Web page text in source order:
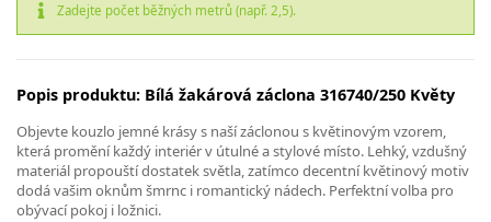
Zadejte počet běžných metrů (např. 2,5).
Popis produktu: Bílá žakárová záclona 316740/250 Květy
Objevte kouzlo jemné krásy s naší záclonou s květinovým vzorem,
která promění každý interiér v útulné a stylové místo. Lehký, vzdušný
materiál propouští dostatek světla, zatímco decentní květinový motiv
dodá vašim oknům šmrnc i romantický nádech. Perfektní volba pro
obývací pokoj i ložnici.